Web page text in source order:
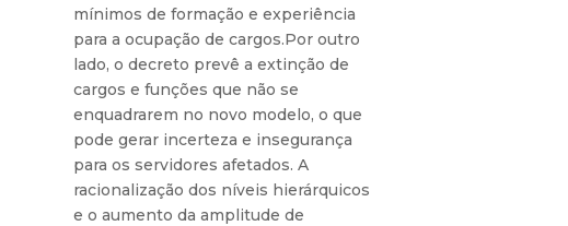
mínimos de formação e experiência
para a ocupação de cargos.Por outro
lado, o decreto prevê a extinção de
cargos e funções que não se
enquadrarem no novo modelo, o que
pode gerar incerteza e insegurança
para os servidores afetados. A
racionalização dos níveis hierárquicos
e o aumento da amplitude de